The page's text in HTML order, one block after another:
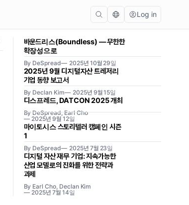
Log in
바운드리스(Boundless) — 무한한
확장성으로
By DeSpread 2025년 10월 29일
2025년 9월 디지털자산 트레저리
기업 동향 보고서
By Declan Kim 2025년 9월 15일
디스프레드, DATCON 2025 개최
By DeSpread, Earl Cho
2025년 9월 12일
마이토시스 스토리텔러 캠페인 시즌
1
By DeSpread 2025년 7월 23일
디지털 자산 재무 기업: 지속가능한
산업 모델로의 진화를 위한 전략과
과제
By Earl Cho, Declan Kim
2025년 7월 14일